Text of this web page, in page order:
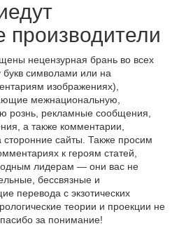
производители
нецензурная брань во всех
символами или на
изображениях),
межнациональную,
рознь, рекламные сообщения,
а также комментарии,
сайты. Также просим
к героям статей,
лидерам — они вас не
бессвязные и
перевода с экзотических
теории и проекции не
за понимание!